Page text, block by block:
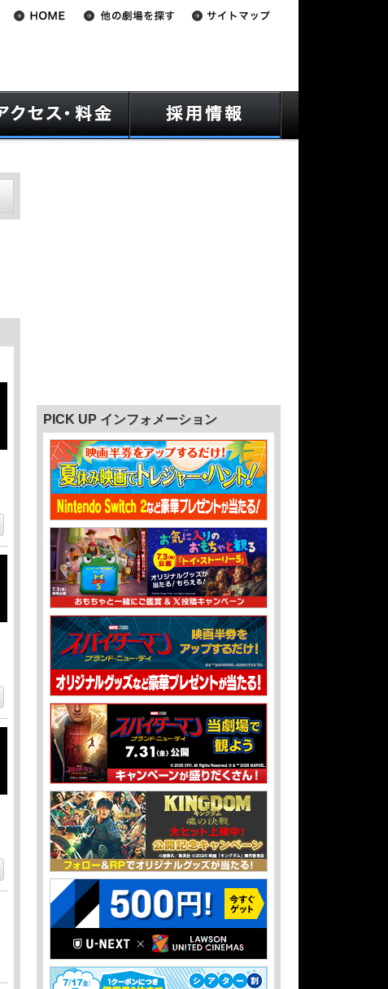
PICK UP インフォメーション